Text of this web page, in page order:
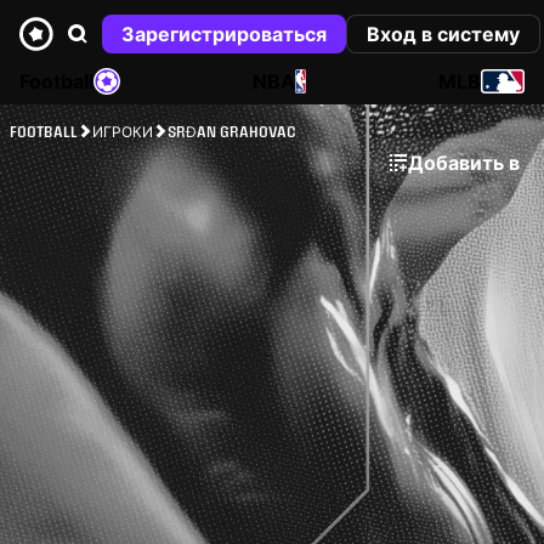
Зарегистрироваться
Вход в систему
NBA
FOOTBALL ИГРОКИ SRĐAN GRAHOVAC
Добавить в